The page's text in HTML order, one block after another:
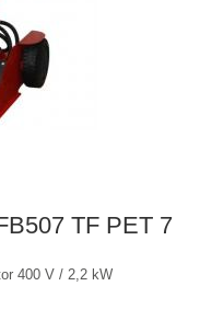
TF PET 7
400 V / 2,2 kW